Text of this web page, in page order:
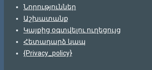
Նորություններ
Աշխատանք
Կայքից օգտվելու ուղեցույց
Հետադարձ կապ
{Privacy_policy}